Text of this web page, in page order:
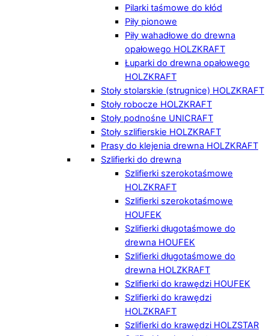
Pilarki taśmowe do kłód
Piły pionowe
Piły wahadłowe do drewna
opałowego HOLZKRAFT
Łuparki do drewna opałowego
HOLZKRAFT
Stoły stolarskie (strugnice) HOLZKRAFT
Stoły robocze HOLZKRAFT
Stoły podnośne UNICRAFT
Stoły szlifierskie HOLZKRAFT
Prasy do klejenia drewna HOLZKRAFT
Szlifierki do drewna
Szlifierki szerokotaśmowe
HOLZKRAFT
Szlifierki szerokotaśmowe
HOUFEK
Szlifierki długotaśmowe do
drewna HOUFEK
Szlifierki długotaśmowe do
drewna HOLZKRAFT
Szlifierki do krawędzi HOUFEK
Szlifierki do krawędzi
HOLZKRAFT
Szlifierki do krawędzi HOLZSTAR